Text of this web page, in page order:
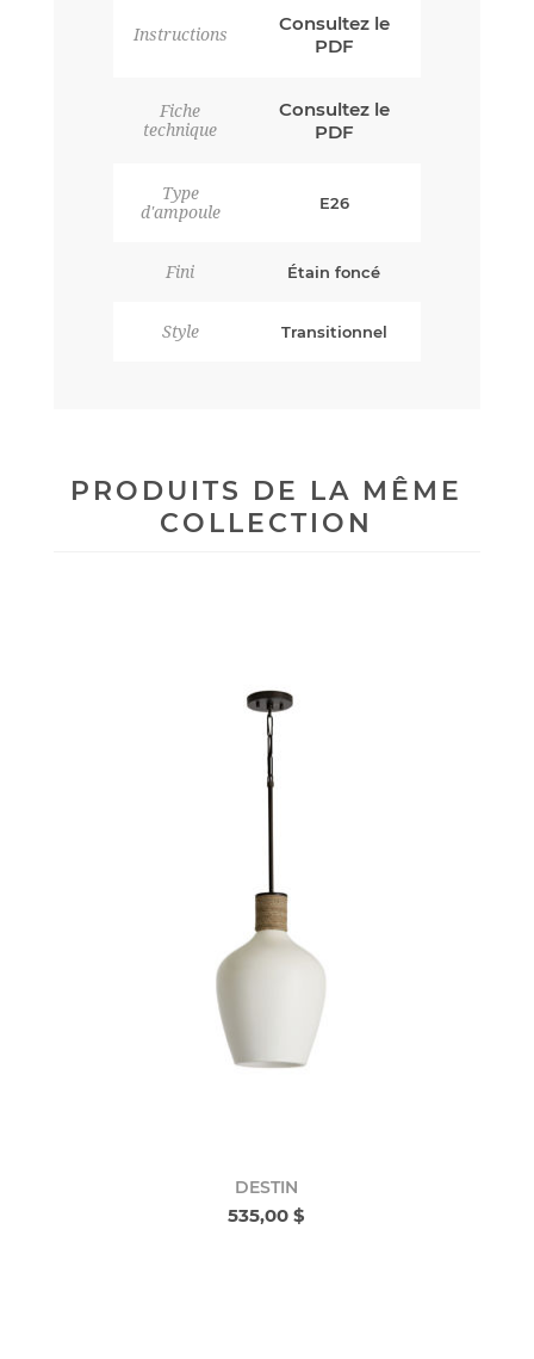
Instructions
Consultez le
PDF
Fiche
technique
Consultez le
PDF
Type
d'ampoule
E26
Fini Étain foncé
Style Transitionnel
PRODUITS DE LA MÊME
COLLECTION
DESTIN
535,00 $